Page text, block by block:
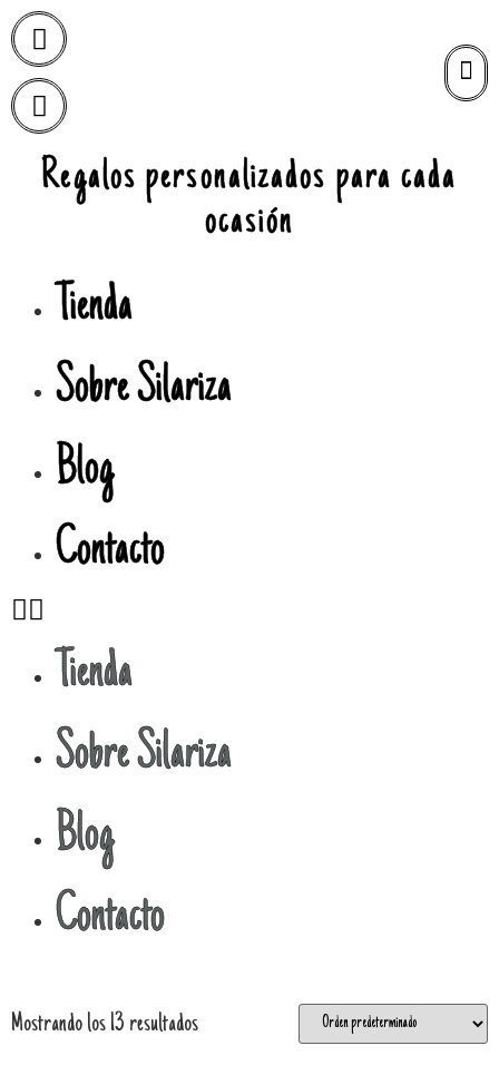
Regalos personalizados para cada
ocasión
Tienda
Sobre Silariza
Blog
Contacto
Tienda
Sobre Silariza
Blog
Contacto
Mostrando los 13 resultados